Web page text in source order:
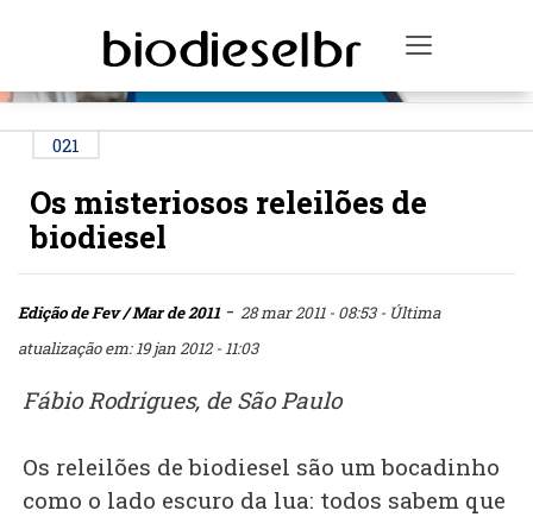
Toggle
021
Os misteriosos releilões de
biodiesel
Edição de Fev / Mar de 2011 - 28 mar 2011 - 08:53 - Última
atualização em: 19 jan 2012 - 11:03
Fábio Rodrigues, de São Paulo
Os releilões de biodiesel são um bocadinho
como o lado escuro da lua: todos sabem que